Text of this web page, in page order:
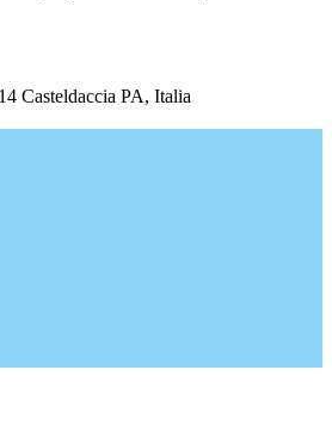
Casteldaccia PA, Italia